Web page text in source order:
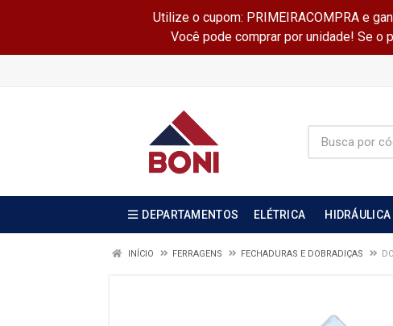
Utilize o cupom: PRIMEIRACOMPRA e
Você pode comprar por unidade! Se o
DEPARTAMENTOS ELÉTRICA HIDRÁULICA
INÍCIO FERRAGENS FECHADURAS E DOBRADIÇAS